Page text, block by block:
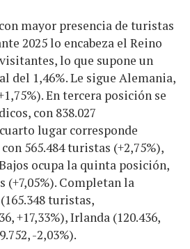
mayor presencia de turistas
2025 lo encabeza el Reino
lo que supone un
del 1,46%. Le sigue Alemania,
En tercera posición se
con 838.027
lugar corresponde
565.484 turistas (+2,75%),
ocupa la quinta posición,
(+7,05%). Completan la
turistas,
+17,33%), Irlanda (120.436,
-2,03%).